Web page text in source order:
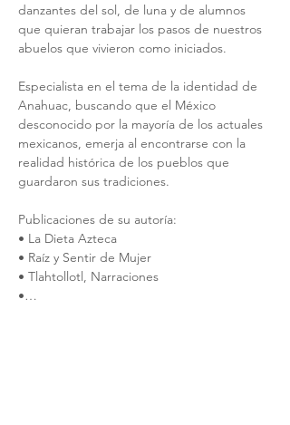
danzantes del sol, de luna y de alumnos
que quieran trabajar los pasos de nuestros
abuelos que vivieron como iniciados.
Especialista en el tema de la identidad de
Anahuac, buscando que el México
desconocido por la mayoría de los actuales
mexicanos, emerja al encontrarse con la
realidad histórica de los pueblos que
guardaron sus tradiciones.
Publicaciones de su autoría:
• La Dieta Azteca
• Raíz y Sentir de Mujer
• Tlahtollotl, Narraciones
•…